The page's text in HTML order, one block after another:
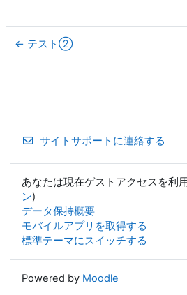
← テスト②
サイトサポートに連絡する
あなたは現在ゲストアクセスを利
ン)
データ保持概要
モバイルアプリを取得する
標準テーマにスイッチする
Powered by Moodle